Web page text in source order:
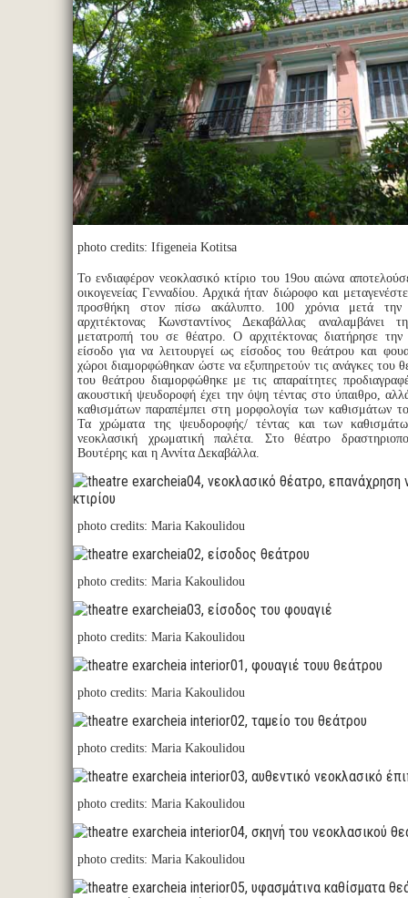
photo credits: Ifigeneia Kotitsa
Το ενδιαφέρον νεοκλασικό κτίριο του 19ου αιώνα
οικογενείας Γενναδίου. Αρχικά ήταν διώροφο και
προσθήκη στον πίσω ακάλυπτο. 100 χρόνια μετά
αρχιτέκτονας Κωνσταντίνος Δεκαβάλλας αναλαμβάνει
μετατροπή του σε θέατρο. Ο αρχιτέκτονας διατήρησε
είσοδο για να λειτουργεί ως είσοδος του θεάτρου και
χώροι διαμορφώθηκαν ώστε να εξυπηρετούν τις ανάγκες του
του θεάτρου διαμορφώθηκε με τις απαραίτητες
ακουστική ψευδοροφή έχει την όψη τέντας στο ύπαιθρο,
καθισμάτων παραπέμπει στη μορφολογία των καθισμάτων
Τα χρώματα της ψευδοροφής/ τέντας και των
νεοκλασική χρωματική παλέτα. Στο θέατρο
Βουτέρης και η Αννίτα Δεκαβάλλα.
photo credits: Maria Kakoulidou
photo credits: Maria Kakoulidou
photo credits: Maria Kakoulidou
photo credits: Maria Kakoulidou
photo credits: Maria Kakoulidou
photo credits: Maria Kakoulidou
photo credits: Maria Kakoulidou